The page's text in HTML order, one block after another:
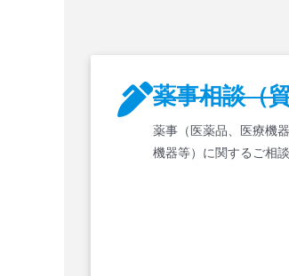
薬事相談（
薬事（医薬品、医療機
機器等）に関するご相